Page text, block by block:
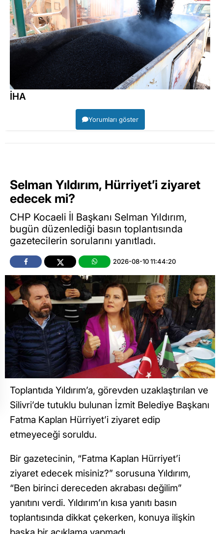
İHA
Yorumları göster
Selman Yıldırım, Hürriyet’i ziyaret
edecek mi?
CHP Kocaeli İl Başkanı Selman Yıldırım,
bugün düzenlediği basın toplantısında
gazetecilerin sorularını yanıtladı.
2026-08-10 11:44:20
Toplantıda Yıldırım’a, görevden uzaklaştırılan ve
Silivri’de tutuklu bulunan İzmit Belediye Başkanı
Fatma Kaplan Hürriyet’i ziyaret edip
etmeyeceği soruldu.
Bir gazetecinin, “Fatma Kaplan Hürriyet’i
ziyaret edecek misiniz?” sorusuna Yıldırım,
“Ben birinci dereceden akrabası değilim”
yanıtını verdi. Yıldırım’ın kısa yanıtı basın
toplantısında dikkat çekerken, konuya ilişkin